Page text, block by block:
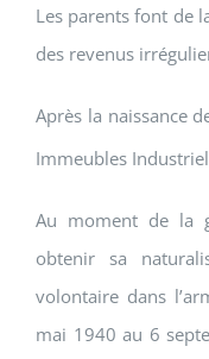
Les parents font de
des revenus
Après la naissance
Immeubles
Au moment de la
obtenir sa
volontaire dans
mai 1940 au 6